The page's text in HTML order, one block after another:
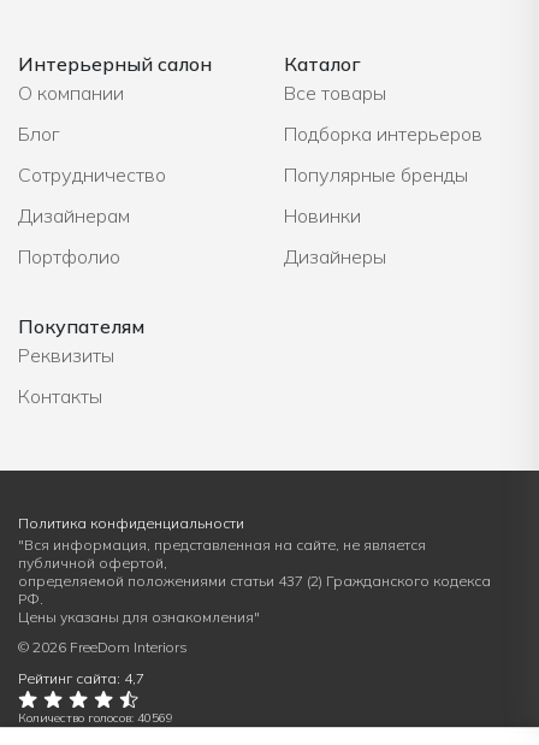
Интерьерный салон
О компании
Блог
Сотрудничество
Дизайнерам
Портфолио
Каталог
Все товары
Подборка интерьеров
Популярные бренды
Новинки
Дизайнеры
Покупателям
Реквизиты
Контакты
Политика конфиденциальности
"Вся информация, представленная на сайте, не является
публичной офертой,
определяемой положениями статьи 437 (2) Гражданского кодекса
РФ.
Цены указаны для ознакомления"
© 2026 FreeDom Interiors
Рейтинг сайта: 4,7
Количество голосов: 40569